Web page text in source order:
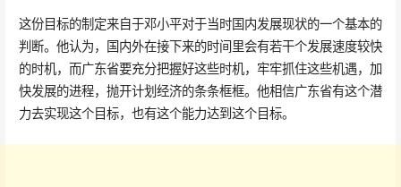
这份目标的制定来自于邓小平对于当时国内发展现状的一个基本的
判断。他认为，国内外在接下来的时间里会有若干个发展速度较快
的时机，而广东省要充分把握好这些时机，牢牢抓住这些机遇，加
快发展的进程，抛开计划经济的条条框框。他相信广东省有这个潜
力去实现这个目标，也有这个能力达到这个目标。